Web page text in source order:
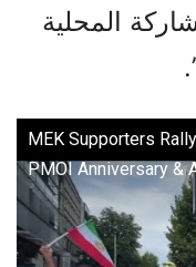
المحلية
MEK Supporters
PMOI Anniversary &